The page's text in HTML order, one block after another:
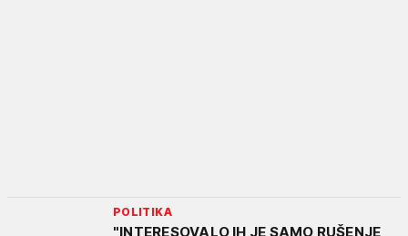
POLITIKA
"INTERESOVALO IH JE SAMO RUŠENJE